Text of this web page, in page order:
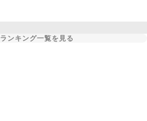
ランキング一覧を見る